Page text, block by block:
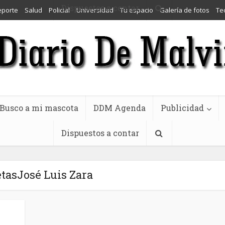
Dispuestos a contar
Salud Policial Universidad Tu espacio Galería de fotos
a mi mascota DDM Agenda Publicidad
Dispuestos a contar
Luis Zara